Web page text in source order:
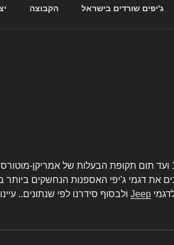
ג'יפים שורדים בישראל הקבוצה
משנת 1970 ועד תום תקופת הבעלות של אמריקן-
את דגמי ג'יפי האספנות הנחשקים
Jeep ולבסוף סידרנו לפי שנתונים..